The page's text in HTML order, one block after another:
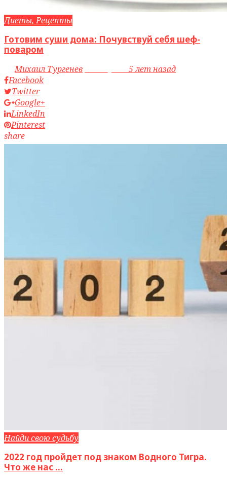
Диеты, Рецепты
Готовим суши дома: Почувствуй себя шеф-
поваром
byМихаил Тургенев
5 лет назад
Facebook
Twitter
Google+
LinkedIn
Pinterest
share
Найди свою судьбу
2022 год пройдет под знаком Водного Тигра.
Что же нас ...